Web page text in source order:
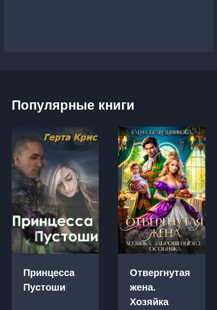
Популярные книги
Принцесса
Пустоши
Отвергнутая
жена.
Хозяйка